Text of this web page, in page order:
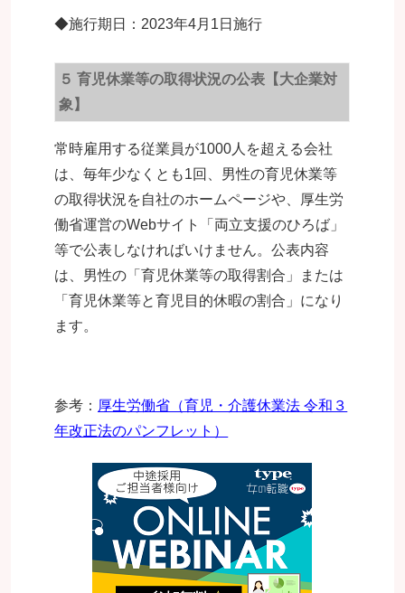
◆施行期日：2023年4月1日施行
５ 育児休業等の取得状況の公表【大企業対
象】
常時雇用する従業員が1000人を超える会社
は、毎年少なくとも1回、男性の育児休業等
の取得状況を自社のホームページや、厚生労
働省運営のWebサイト「両立支援のひろば」
等で公表しなければいけません。公表内容
は、男性の「育児休業等の取得割合」または
「育児休業等と育児目的休暇の割合」になり
ます。
参考： 厚生労働省（育児・介護休業法 令和３
年改正法のパンフレット）